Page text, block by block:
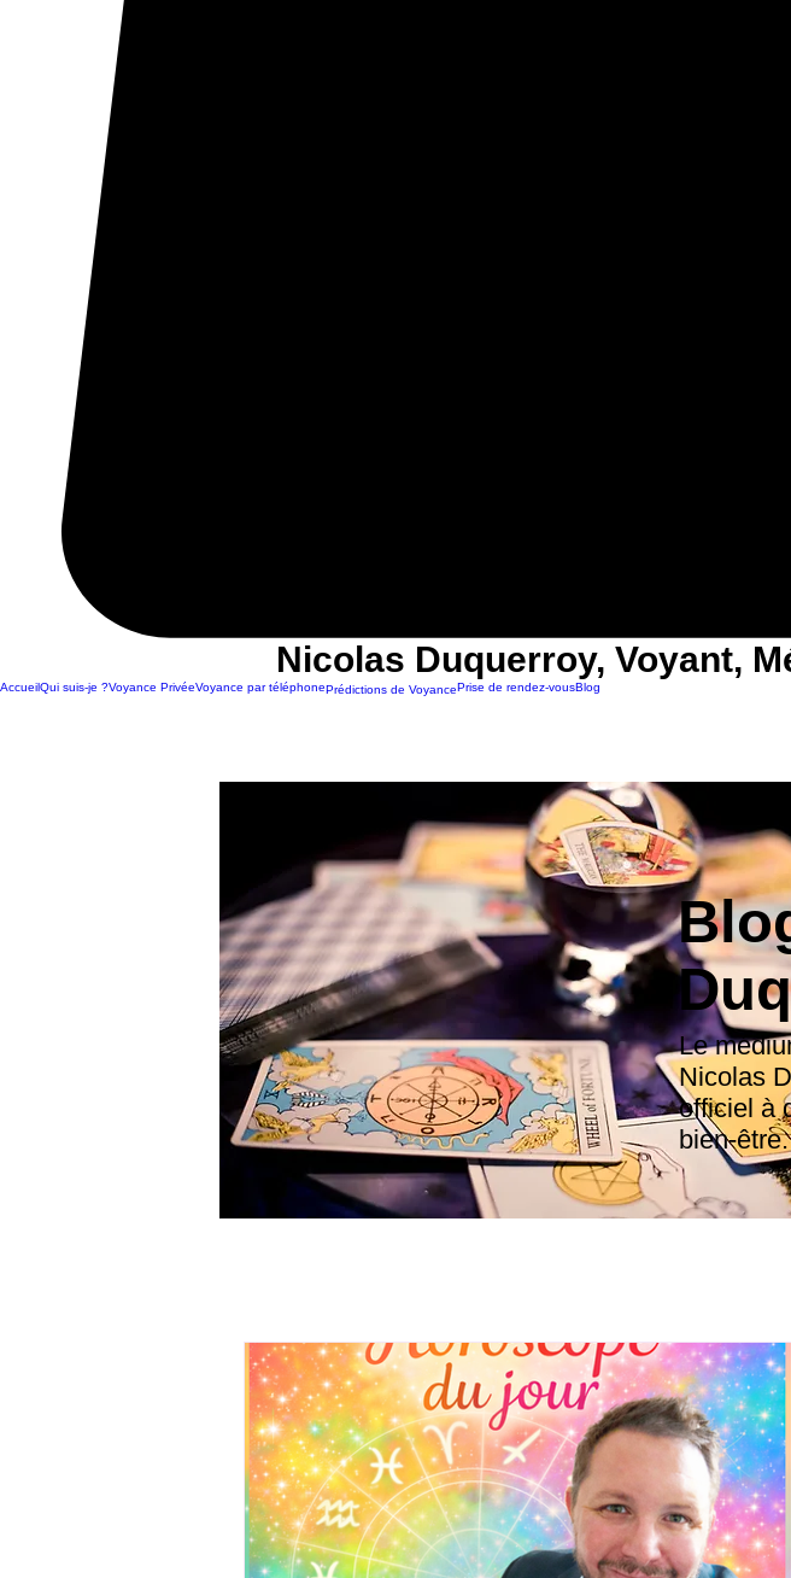
Nicolas Duquerroy, Voyant,
AccueilQui suis-je ?Voyance PrivéeVoyance par téléphonePrédictions de VoyancePrise de rendez-vousBlog
Le
Nicolas
officiel à
bien-être.